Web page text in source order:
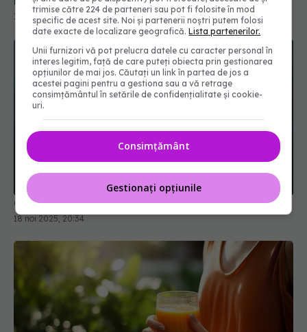
Ce trebuie să știi despre postul cu apă
trimise către 224 de parteneri sau pot fi folosite în mod
specific de acest site. Noi și partenerii noștri putem folosi
date exacte de localizare geografică.Lista partenerilor.
Unii furnizori vă pot prelucra datele cu caracter personal în
interes legitim, față de care puteți obiecta prin gestionarea
opțiunilor de mai jos. Căutați un link în partea de jos a
acestei pagini pentru a gestiona sau a vă retrage
consimțământul în setările de confidențialitate și cookie-
uri.
Consimțământ
Gestionați opțiunile